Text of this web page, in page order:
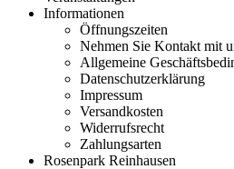
Informationen
Öffnungszeiten
Nehmen Sie Kontakt mit
Allgemeine
Datenschutzerklärung
Impressum
Versandkosten
Widerrufsrecht
Zahlungsarten
Rosenpark Reinhausen